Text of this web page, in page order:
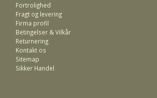
Fortrolighed
Fragt og levering
Firma profil
Betingelser & Vilkår
Returnering
Kontakt os
Sitemap
Sikker Handel